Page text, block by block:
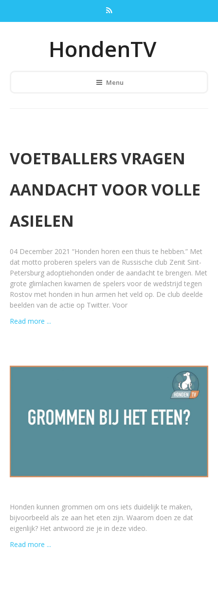
HondenTV
Menu
VOETBALLERS VRAGEN
AANDACHT VOOR VOLLE
ASIELEN
04 December 2021 “Honden horen een thuis te hebben.” Met
dat motto proberen spelers van de Russische club Zenit Sint-
Petersburg adoptiehonden onder de aandacht te brengen. Met
grote glimlachen kwamen de spelers voor de wedstrijd tegen
Rostov met honden in hun armen het veld op. De club deelde
beelden van de actie op Twitter. Voor
Read more ...
Honden kunnen grommen om ons iets duidelijk te maken,
bijvoorbeeld als ze aan het eten zijn. Waarom doen ze dat
eigenlijk? Het antwoord zie je in deze video.
Read more ...